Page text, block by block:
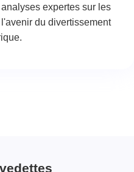
expertes sur les
du divertissement